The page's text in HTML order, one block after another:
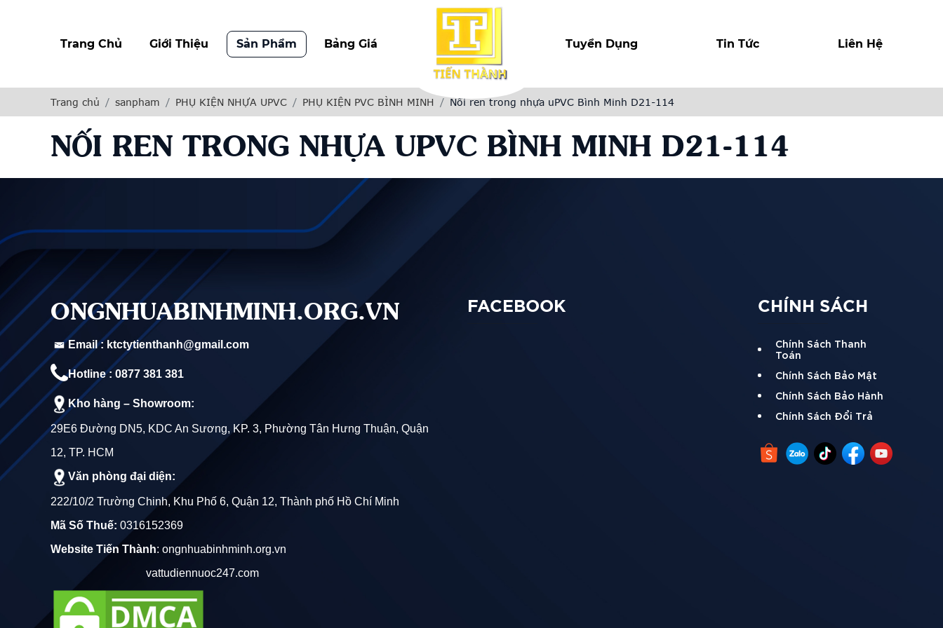
Trang Chủ Giới Thiệu Sản Phẩm Bảng Giá Tuyển Dụng Tin Tức Liên Hệ
Trang chủ sanpham PHỤ KIỆN NHỰA UPVC PHỤ KIỆN PVC BÌNH MINH Nối ren trong nhựa uPVC Bình Minh D21-114
NỐI REN TRONG NHỰA UPVC BÌNH MINH D21-114
ONGNHUABINHMINH.ORG.VN
Email : ktctytienthanh@gmail.com
Hotline : 0877 381 381
Kho hàng – Showroom:
29E6 Đường DN5, KDC An Sương, KP. 3, Phường Tân Hưng Thuận, Quận
12, TP. HCM
Văn phòng đại diện:
222/10/2 Trường Chinh, Khu Phố 6, Quận 12, Thành phố Hồ Chí Minh
Mã Số Thuế: 0316152369
Website Tiến Thành: ongnhuabinhminh.org.vn
vattudiennuoc247.com
FACEBOOK CHÍNH SÁCH
Chính Sách Thanh
Toán
Chính Sách Bảo Mật
Chính Sách Bảo Hành
Chính Sách Đổi Trả